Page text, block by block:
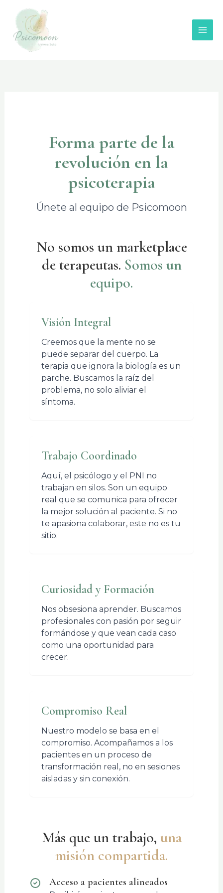
contenido
Forma parte de la
revolución en la
psicoterapia
Únete al equipo de Psicomoon
No somos un marketplace
de terapeutas. Somos un
equipo.
Visión Integral
Creemos que la mente no se
puede separar del cuerpo. La
terapia que ignora la biología es un
parche. Buscamos la raíz del
problema, no solo aliviar el
síntoma.
Trabajo Coordinado
Aquí, el psicólogo y el PNI no
trabajan en silos. Son un equipo
real que se comunica para ofrecer
la mejor solución al paciente. Si no
te apasiona colaborar, este no es tu
sitio.
Curiosidad y Formación
Nos obsesiona aprender. Buscamos
profesionales con pasión por seguir
formándose y que vean cada caso
como una oportunidad para
crecer.
Compromiso Real
Nuestro modelo se basa en el
compromiso. Acompañamos a los
pacientes en un proceso de
transformación real, no en sesiones
aisladas y sin conexión.
Más que un trabajo, una
misión compartida.
Acceso a pacientes alineados